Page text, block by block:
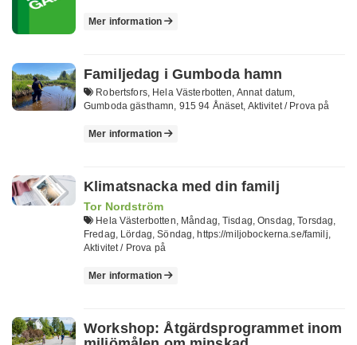
Mer information
Familjedag i Gumboda hamn
Robertsfors, Hela Västerbotten, Annat datum,
Gumboda gästhamn, 915 94 Ånäset, Aktivitet / Prova på
Mer information
Klimatsnacka med din familj
Tor Nordström
Hela Västerbotten, Måndag, Tisdag, Onsdag, Torsdag,
Fredag, Lördag, Söndag, https://miljobockerna.se/familj,
Aktivitet / Prova på
Mer information
Workshop: Åtgärdsprogrammet inom